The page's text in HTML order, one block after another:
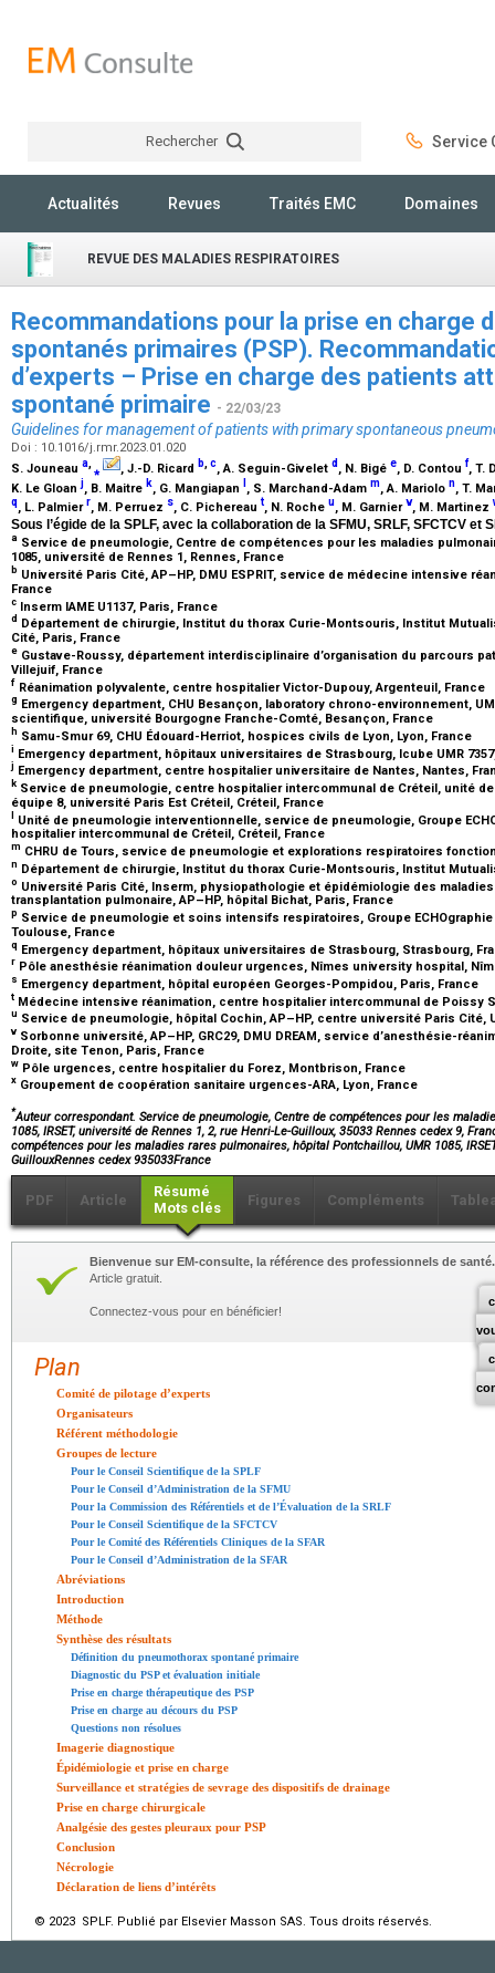
Rechercher Service
Actualités Revues Traités EMC Domaines
REVUE DES MALADIES RESPIRATOIRES
Recommandations pour la prise en charge
spontanés primaires (PSP).
d’experts – Prise en charge des patients
spontané primaire - 22/03/23
Guidelines for management of patients with primary spontaneous
Doi : 10.1016/j.rmr.2023.01.020
S. Jouneau a,⁎ , J.-D. Ricard b,c, A. Seguin-Givelet d , N. Bigé e, D. Contou f, T.
K. Le Gloanj, B. Maitre k, G. Mangiapan , S. Marchand-Adam m, A. Mariolo n, T.
q, L. Palmierr, M. Perruez s, C. Pichereau t, N. Roche u, M. Garnierv, M. Martinez
Sous l’égide de la SPLF, avec la collaboration de la SFMU, SRLF, SFCTCV et
a Service de pneumologie, Centre de compétences pour les maladies
1085, université de Rennes 1, Rennes, France
b Université Paris Cité, AP–HP, DMU ESPRIT, service de médecine intensive
France
c Inserm IAME U1137, Paris, France
d Département de chirurgie, Institut du thorax Curie-Montsouris, Institut
Cité, Paris, France
e Gustave-Roussy, département interdisciplinaire d’organisation du parcours
Villejuif, France
f Réanimation polyvalente, centre hospitalier Victor-Dupouy, Argenteuil, France
g Emergency department, CHU Besançon, laboratory chrono-environnement,
scientifique, université Bourgogne Franche-Comté, Besançon, France
h Samu-Smur 69, CHU Édouard-Herriot, hospices civils de Lyon, Lyon, France
i Emergency department, hôpitaux universitaires de Strasbourg, Icube UMR
j Emergency department, centre hospitalier universitaire de Nantes, Nantes,
k Service de pneumologie, centre hospitalier intercommunal de Créteil, unité de
équipe 8, université Paris Est Créteil, Créteil, France
Unité de pneumologie interventionnelle, service de pneumologie, Groupe
hospitalier intercommunal de Créteil, Créteil, France
m CHRU de Tours, service de pneumologie et explorations respiratoires
n Département de chirurgie, Institut du thorax Curie-Montsouris, Institut
o Université Paris Cité, Inserm, physiopathologie et épidémiologie des
transplantation pulmonaire, AP–HP, hôpital Bichat, Paris, France
p Service de pneumologie et soins intensifs respiratoires, Groupe ECHOgraphie
Toulouse, France
q Emergency department, hôpitaux universitaires de Strasbourg, Strasbourg,
r Pôle anesthésie réanimation douleur urgences, Nîmes university hospital,
s Emergency department, hôpital européen Georges-Pompidou, Paris, France
t Médecine intensive réanimation, centre hospitalier intercommunal de Poissy
u Service de pneumologie, hôpital Cochin, AP–HP, centre université Paris Cité,
v Sorbonne université, AP–HP, GRC29, DMU DREAM, service d’anesthésie-
Droite, site Tenon, Paris, France
w Pôle urgences, centre hospitalier du Forez, Montbrison, France
x Groupement de coopération sanitaire urgences-ARA, Lyon, France
*Auteur correspondant. Service de pneumologie, Centre de compétences pour les
1085, IRSET, université de Rennes 1, 2, rue Henri-Le-Guilloux, 35033 Rennes cedex 9,
compétences pour les maladies rares pulmonaires, hôpital Pontchaillou, UMR 1085,
GuillouxRennes cedex 935033France
PDF Article
Résumé
Mots clés
Figures Compléments
Bienvenue sur EM-consulte, la référence des professionnels de santé.
Article gratuit.
Connectez-vous pour en bénéficier!
Plan
Comité de pilotage d’experts
Organisateurs
Référent méthodologie
Groupes de lecture
Pour le Conseil Scientifique de la SPLF
Pour le Conseil d’Administration de la SFMU
Pour la Commission des Référentiels et de l’Évaluation de la SRLF
Pour le Conseil Scientifique de la SFCTCV
Pour le Comité des Référentiels Cliniques de la SFAR
Pour le Conseil d’Administration de la SFAR
Abréviations
Introduction
Méthode
Synthèse des résultats
Définition du pneumothorax spontané primaire
Diagnostic du PSP et évaluation initiale
Prise en charge thérapeutique des PSP
Prise en charge au décours du PSP
Questions non résolues
Imagerie diagnostique
Épidémiologie et prise en charge
Surveillance et stratégies de sevrage des dispositifs de drainage
Prise en charge chirurgicale
Analgésie des gestes pleuraux pour PSP
Conclusion
Nécrologie
Déclaration de liens d’intérêts
© 2023 SPLF. Publié par Elsevier Masson SAS. Tous droits réservés.